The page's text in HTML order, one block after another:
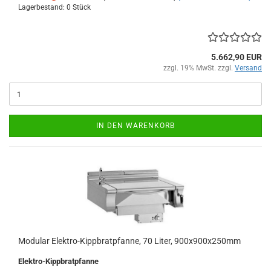
Lagerbestand: 0 Stück
5.662,90 EUR
zzgl. 19% MwSt. zzgl. Versand
IN DEN WARENKORB
Modular Elektro-Kippbratpfanne, 70 Liter, 900x900x250mm
Elektro-Kippbratpfanne